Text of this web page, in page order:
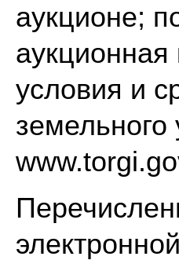
аукционе;
условия и